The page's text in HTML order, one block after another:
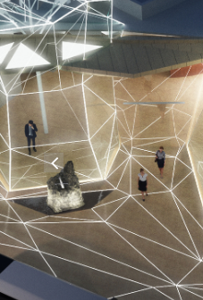
МАРХИ
ПРИЗНАНИЕ
КАМЕРЫ
МАГАЗИН